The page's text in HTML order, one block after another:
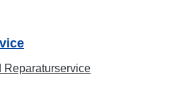
Reparaturservice